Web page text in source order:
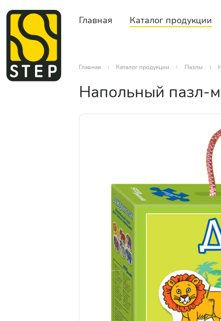
Главная Каталог продукции
Главная Каталог продукции Пазлы
Напольный пазл-